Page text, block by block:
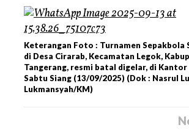
Keterangan Foto : Turnamen Sepakbola
di Desa Cirarab, Kecamatan Legok,
Tangerang, resmi batal digelar, di Kantor
Sabtu Siang (13/09/2025) (Dok : Nasrul
Lukmansyah/KM)